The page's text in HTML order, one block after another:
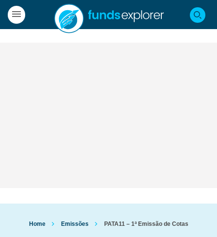
Home Emissões PATA11 – 1ª Emissão de Cotas